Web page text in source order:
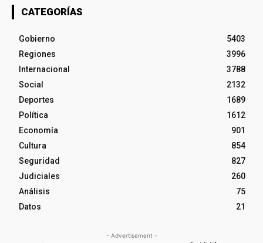
CATEGORÍAS
Gobierno
5403
Regiones
3996
Internacional
3788
Social
2132
Deportes
1689
Política
1612
Economía
901
Cultura
854
Seguridad
827
Judiciales
260
Análisis
75
Datos
21
- Advertisement -